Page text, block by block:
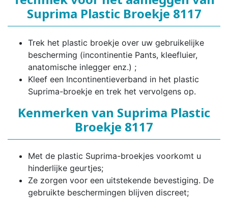
Suprima Plastic Broekje 8117
Trek het plastic broekje over uw gebruikelijke
bescherming (incontinentie Pants, kleefluier,
anatomische inlegger enz.) ;
Kleef een Incontinentieverband in het plastic
Suprima-broekje en trek het vervolgens op.
Kenmerken van Suprima Plastic
Broekje 8117
Met de plastic Suprima-broekjes voorkomt u
hinderlijke geurtjes;
Ze zorgen voor een uitstekende bevestiging. De
gebruikte beschermingen blijven discreet;